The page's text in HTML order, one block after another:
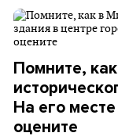
Помните,
На его
оцените